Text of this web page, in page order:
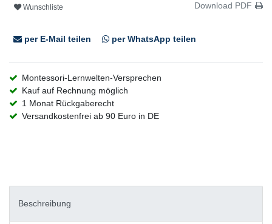
Wunschliste Download PDF
per E-Mail teilen per WhatsApp teilen
Montessori-Lernwelten-Versprechen
Kauf auf Rechnung möglich
1 Monat Rückgaberecht
Versandkostenfrei ab 90 Euro in DE
Beschreibung